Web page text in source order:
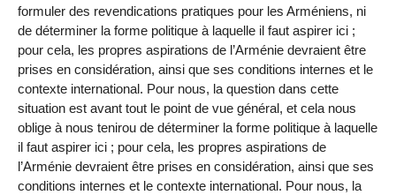
formuler des revendications pratiques pour les Arméniens, ni
de déterminer la forme politique à laquelle il faut aspirer ici ;
pour cela, les propres aspirations de l’Arménie devraient être
prises en considération, ainsi que ses conditions internes et le
contexte international. Pour nous, la question dans cette
situation est avant tout le point de vue général, et cela nous
oblige à nous tenirou de déterminer la forme politique à laquelle
il faut aspirer ici ; pour cela, les propres aspirations de
l’Arménie devraient être prises en considération, ainsi que ses
conditions internes et le contexte international. Pour nous, la